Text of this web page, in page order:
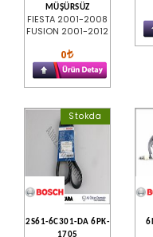
MÜŞÜRSÜZ
FIESTA 2001-2008
FUSION 2001-2012
0
Stokda
2S61-6C301-DA 6PK-
1705